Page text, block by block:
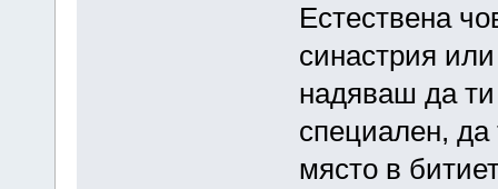
Естествена
синастрия
надяваш да
специален, да
място в